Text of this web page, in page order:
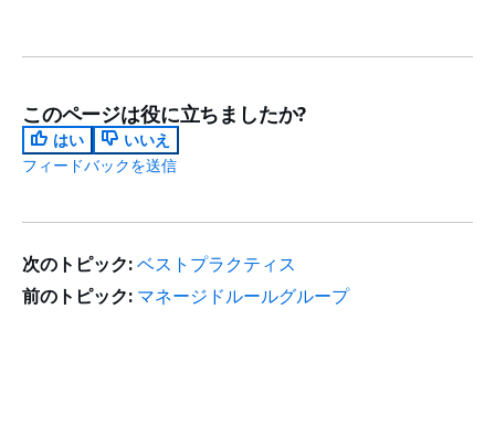
このページは役に立ちましたか?
はい
いいえ
フィードバックを送信
次のトピック: ベストプラクティス
前のトピック: マネージドルールグループ